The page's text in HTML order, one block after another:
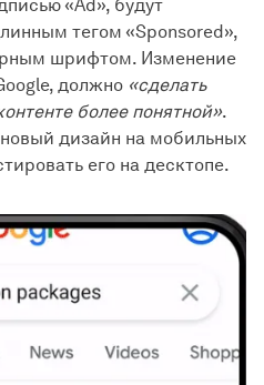
«Ad», будут
тегом «Sponsored»,
шрифтом. Изменение
должно «сделать
более понятной».
дизайн на мобильных
его на десктопе.